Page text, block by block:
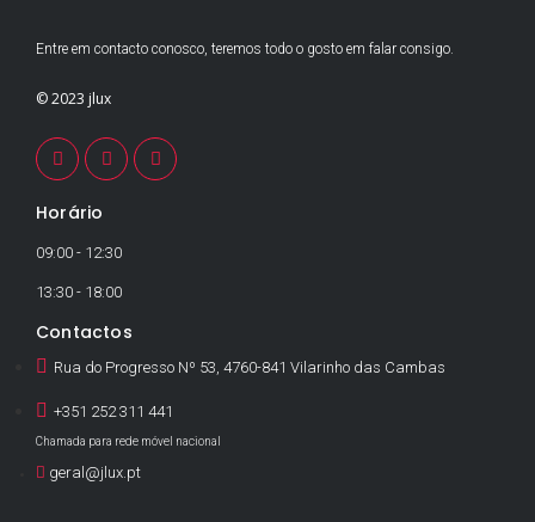
Entre em contacto conosco, teremos todo o gosto em falar consigo.
© 2023 jlux
Horário
09:00 - 12:30
13:30 - 18:00
Contactos
Rua do Progresso Nº 53, 4760-841 Vilarinho das Cambas
+351 252 311 441
Chamada para rede móvel nacional
geral@jlux.pt